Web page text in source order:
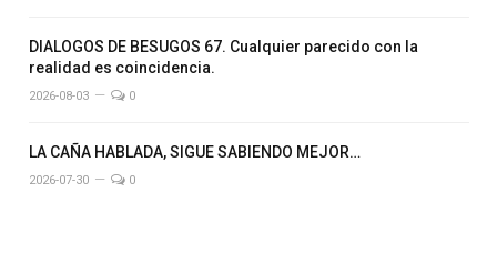
DIALOGOS DE BESUGOS 67. Cualquier parecido con la
realidad es coincidencia.
2026-08-03 0
LA CAÑA HABLADA, SIGUE SABIENDO MEJOR…
2026-07-30 0